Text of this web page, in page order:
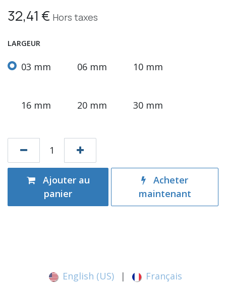
32,41 € Hors taxes
LARGEUR
03 mm 06 mm 10 mm
16 mm 20 mm 30 mm
Ajouter au
panier
Acheter
maintenant
English (US) | Français